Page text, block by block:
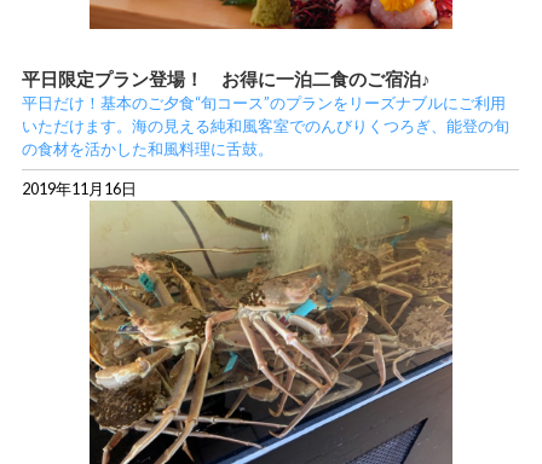
平日限定プラン登場！ お得に一泊二食のご宿泊♪
平日だけ！基本のご夕食“旬コース”のプランをリーズナブルにご利用
いただけます。海の見える純和風客室でのんびりくつろぎ、能登の旬
の食材を活かした和風料理に舌鼓。
2019年11月16日